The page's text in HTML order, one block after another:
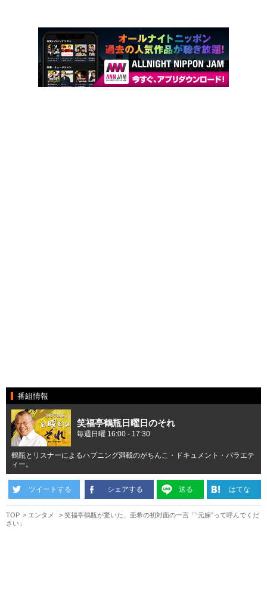
番組情報
笑福亭鶴瓶日曜日のそれ
毎週日曜 16:00 - 17:30
鶴瓶とリスナーによるハプニング満載のがちんこ・ドキュメント・バラエテ
ィー。
ツイートする シェアする 送る はてな
TOP エンタメ
笑福亭鶴瓶が驚いた、亜希の初対面の一言「“元嫁”って呼んでくだ
さい」